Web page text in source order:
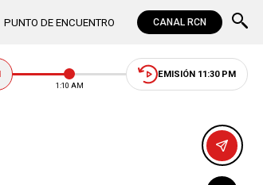
PUNTO DE ENCUENTRO CANAL RCN
1:10 AM
EMISIÓN 11:30 PM